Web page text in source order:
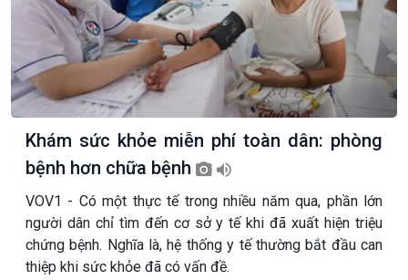
Khám sức khỏe miễn phí toàn dân: phòng
bệnh hơn chữa bệnh
VOV1 - Có một thực tế trong nhiều năm qua, phần lớn
người dân chỉ tìm đến cơ sở y tế khi đã xuất hiện triệu
chứng bệnh. Nghĩa là, hệ thống y tế thường bắt đầu can
thiệp khi sức khỏe đã có vấn đề.